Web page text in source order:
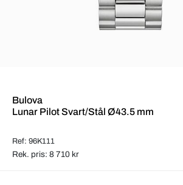
Bulova
Lunar Pilot Svart/Stål Ø43.5 mm
Ref: 96K111
Rek. pris: 8 710 kr